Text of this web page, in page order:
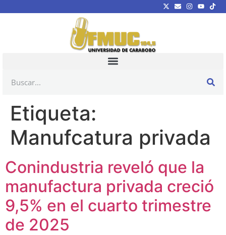
Etiqueta:
Manufcatura privada
Conindustria reveló que la
manufactura privada creció
9,5% en el cuarto trimestre
de 2025